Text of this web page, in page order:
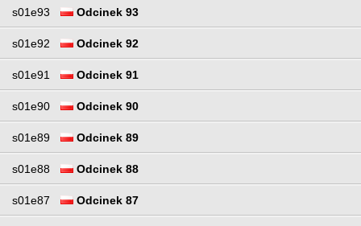
s01e93 Odcinek 93
s01e92 Odcinek 92
s01e91 Odcinek 91
s01e90 Odcinek 90
s01e89 Odcinek 89
s01e88 Odcinek 88
s01e87 Odcinek 87